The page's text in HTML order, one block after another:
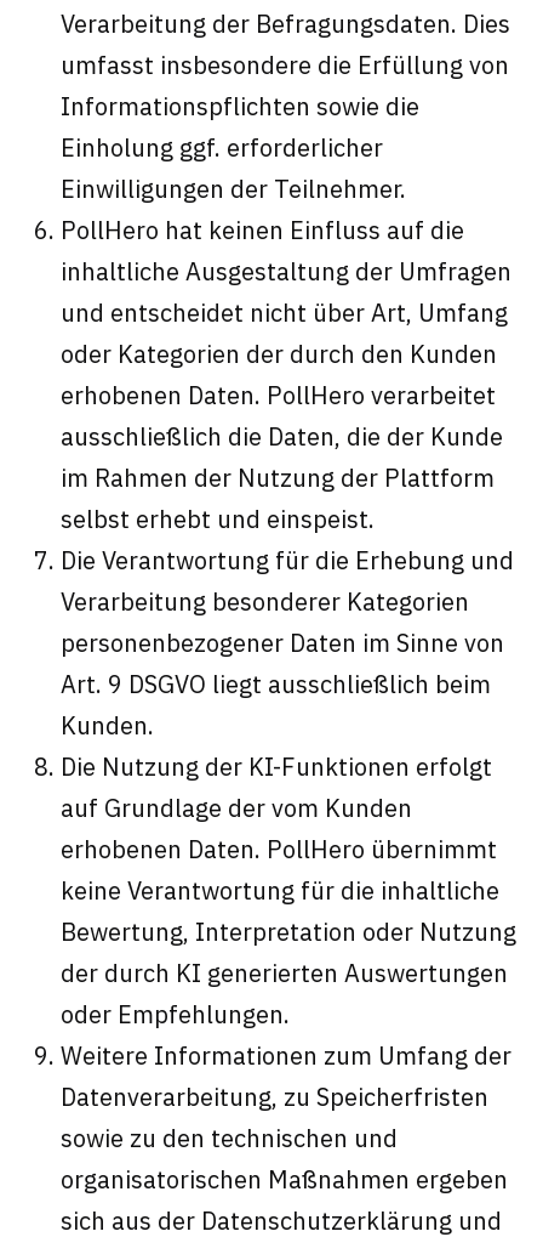
Verarbeitung der Befragungsdaten. Dies
umfasst insbesondere die Erfüllung von
Informationspflichten sowie die
Einholung ggf. erforderlicher
Einwilligungen der Teilnehmer.
PollHero hat keinen Einfluss auf die
inhaltliche Ausgestaltung der Umfragen
und entscheidet nicht über Art, Umfang
oder Kategorien der durch den Kunden
erhobenen Daten. PollHero verarbeitet
ausschließlich die Daten, die der Kunde
im Rahmen der Nutzung der Plattform
selbst erhebt und einspeist.
Die Verantwortung für die Erhebung und
Verarbeitung besonderer Kategorien
personenbezogener Daten im Sinne von
Art. 9 DSGVO liegt ausschließlich beim
Kunden.
Die Nutzung der KI-Funktionen erfolgt
auf Grundlage der vom Kunden
erhobenen Daten. PollHero übernimmt
keine Verantwortung für die inhaltliche
Bewertung, Interpretation oder Nutzung
der durch KI generierten Auswertungen
oder Empfehlungen.
Weitere Informationen zum Umfang der
Datenverarbeitung, zu Speicherfristen
sowie zu den technischen und
organisatorischen Maßnahmen ergeben
sich aus der Datenschutzerklärung und